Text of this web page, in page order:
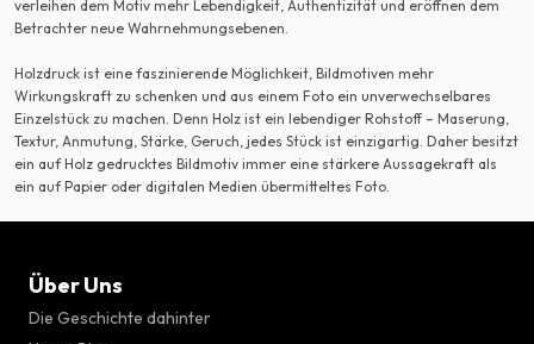
verleihen dem Motiv mehr Lebendigkeit, Authentizität und eröffnen dem
Betrachter neue Wahrnehmungsebenen.
Holzdruck ist eine faszinierende Möglichkeit, Bildmotiven mehr
Wirkungskraft zu schenken und aus einem Foto ein unverwechselbares
Einzelstück zu machen. Denn Holz ist ein lebendiger Rohstoff – Maserung,
Textur, Anmutung, Stärke, Geruch, jedes Stück ist einzigartig. Daher besitzt
ein auf Holz gedrucktes Bildmotiv immer eine stärkere Aussagekraft als
ein auf Papier oder digitalen Medien übermitteltes Foto.
Über Uns
Die Geschichte dahinter